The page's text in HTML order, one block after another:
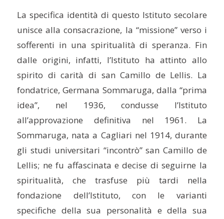
La specifica identità di questo Istituto secolare
unisce alla consacrazione, la “missione” verso i
sofferenti in una spiritualità di speranza. Fin
dalle origini, infatti, l’Istituto ha attinto allo
spirito di carità di san Camillo de Lellis. La
fondatrice, Germana Sommaruga, dalla “prima
idea”, nel 1936, condusse l’Istituto
all’approvazione definitiva nel 1961. La
Sommaruga, nata a Cagliari nel 1914, durante
gli studi universitari “incontrò” san Camillo de
Lellis; ne fu affascinata e decise di seguirne la
spiritualità, che trasfuse più tardi nella
fondazione dell’Istituto, con le varianti
specifiche della sua personalità e della sua